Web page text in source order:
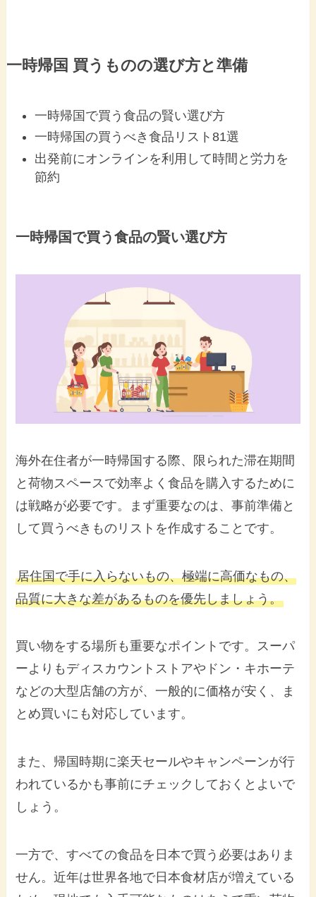
一時帰国 買うものの選び方と準備
一時帰国で買う食品の賢い選び方
一時帰国の買うべき食品リスト81選
出発前にオンラインを利用して時間と労力を
節約
一時帰国で買う食品の賢い選び方
海外在住者が一時帰国する際、限られた滞在期間
と荷物スペースで効率よく食品を購入するために
は戦略が必要です。まず重要なのは、事前準備と
して買うべきものリストを作成することです。
居住国で手に入らないもの、極端に高価なもの、
品質に大きな差があるものを優先しましょう。
買い物をする場所も重要なポイントです。スーパ
ーよりもディスカウントストアやドン・キホーテ
などの大型店舗の方が、一般的に価格が安く、ま
とめ買いにも対応しています。
また、帰国時期に楽天セールやキャンペーンが行
われているかも事前にチェックしておくとよいで
しょう。
一方で、すべての食品を日本で買う必要はありま
せん。近年は世界各地で日本食材店が増えている